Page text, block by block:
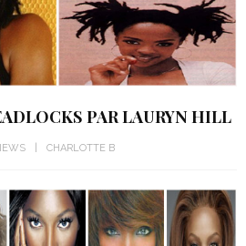
PAR LAURYN HILL
CHARLOTTE B